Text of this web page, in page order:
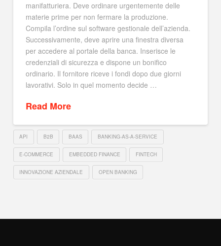
manifatturiera. Deve ordinare urgentemente delle
materie prime per non fermare la produzione.
Compila l’ordine sul software gestionale dell’azienda.
Successivamente, deve aprire una finestra diversa
per accedere al portale della banca. Inserisce le
credenziali di sicurezza e dispone un bonifico
ordinario. Il fornitore riceve i fondi dopo due giorni
lavorativi. Solo in quel momento decide …
Read More
API B2B BAAS BANKING-AS-A-SERVICE
E-COMMERCE EMBEDDED FINANCE FINTECH
INNOVAZIONE AZIENDALE OPEN BANKING